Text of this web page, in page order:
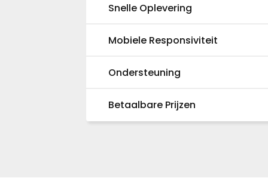
Snelle Oplevering
Mobiele Responsiviteit
Ondersteuning
Betaalbare Prijzen